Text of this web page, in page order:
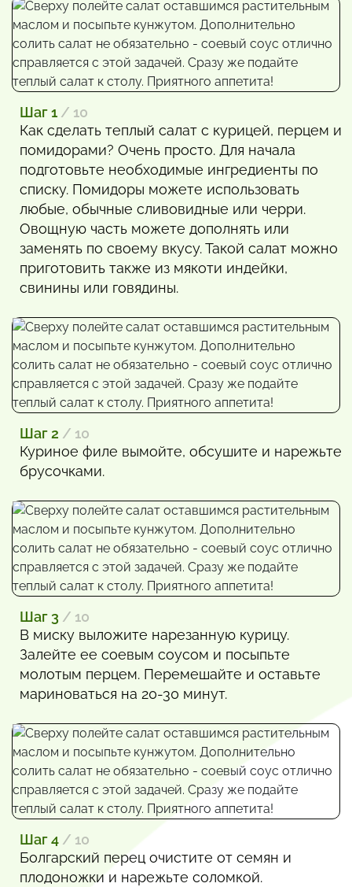
Шаг 1 / 10
Как сделать теплый салат с курицей, перцем и
помидорами? Очень просто. Для начала
подготовьте необходимые ингредиенты по
списку. Помидоры можете использовать
любые, обычные сливовидные или черри.
Овощную часть можете дополнять или
заменять по своему вкусу. Такой салат можно
приготовить также из мякоти индейки,
свинины или говядины.
Шаг 2 / 10
Куриное филе вымойте, обсушите и нарежьте
брусочками.
Шаг 3 / 10
В миску выложите нарезанную курицу.
Залейте ее соевым соусом и посыпьте
молотым перцем. Перемешайте и оставьте
мариноваться на 20-30 минут.
Шаг 4 / 10
Болгарский перец очистите от семян и
плодоножки и нарежьте соломкой.